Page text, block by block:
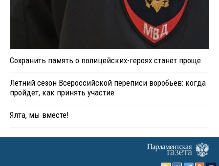
Сохранить память о полицейских-героях станет проще
Летний сезон Всероссийской переписи воробьев: когда
пройдет, как принять участие
Ялта, мы вместе!